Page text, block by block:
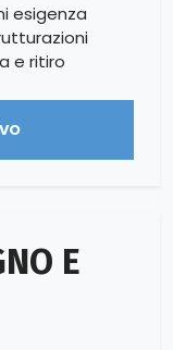
esigenza
e ritiro
E